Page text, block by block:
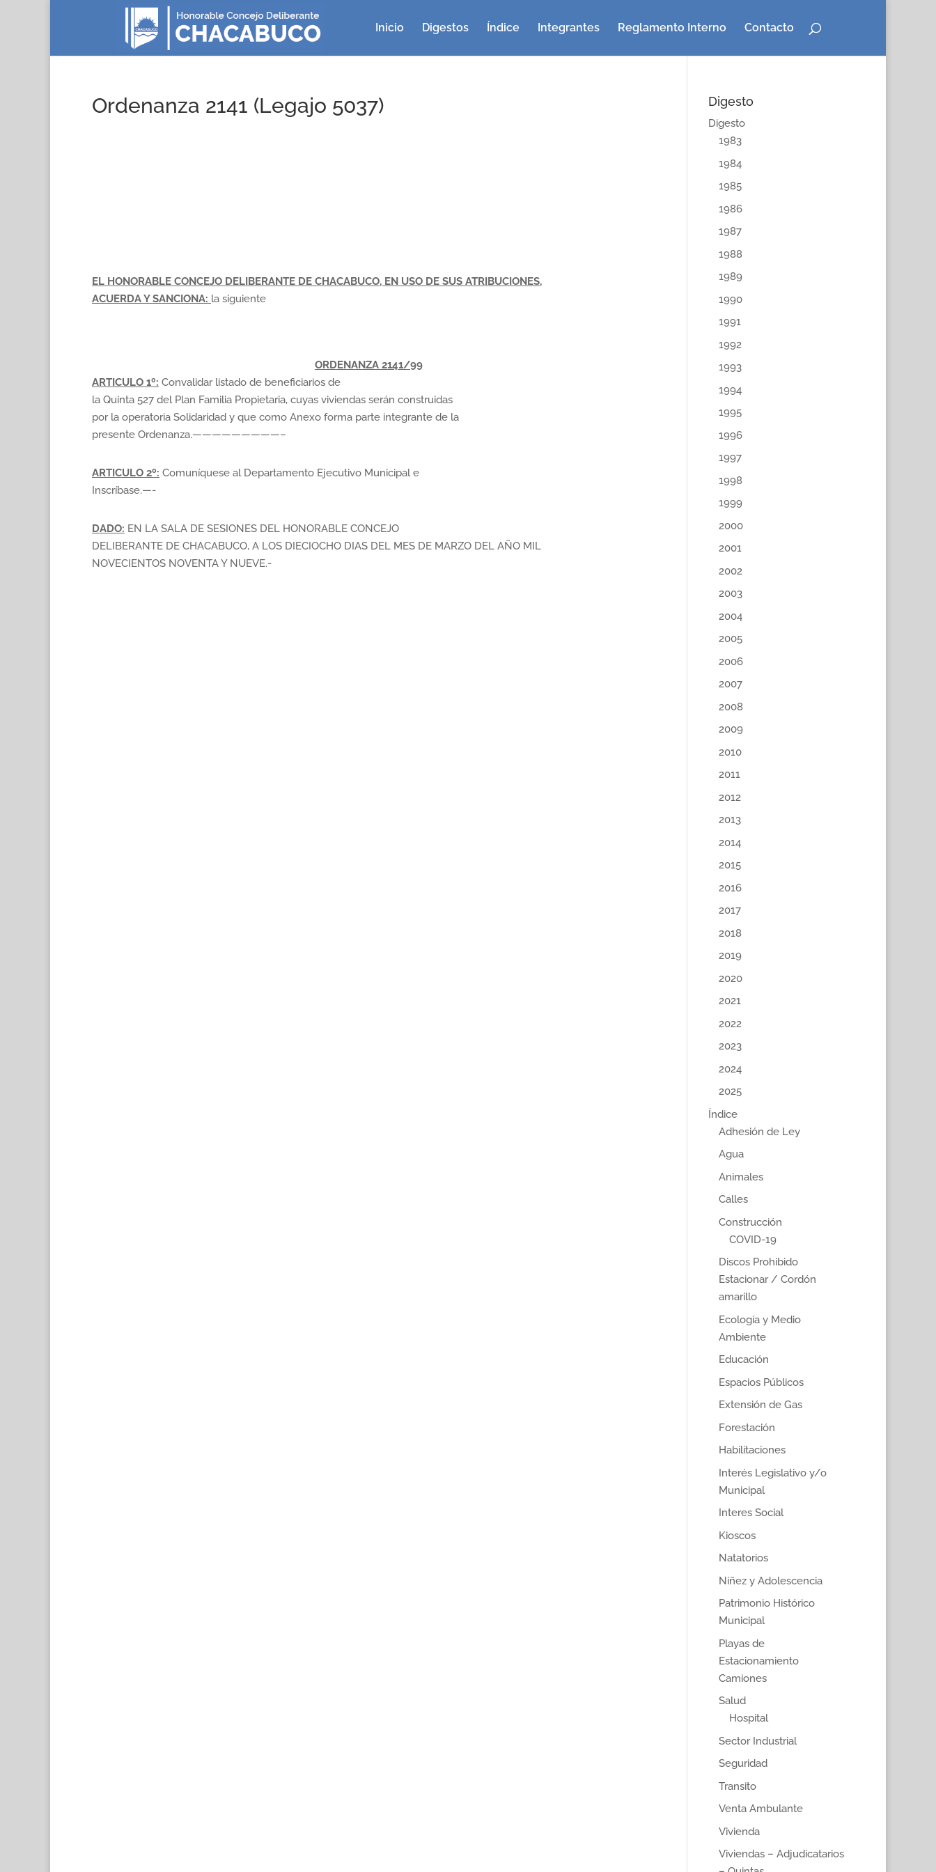
Inicio Digestos Índice Integrantes Reglamento Interno Contacto
Ordenanza 2141 (Legajo 5037)
EL HONORABLE CONCEJO DELIBERANTE DE CHACABUCO, EN USO DE SUS ATRIBUCIONES,
ACUERDA Y SANCIONA: la siguiente
ORDENANZA 2141/99
ARTICULO 1º: Convalidar listado de beneficiarios de
la Quinta 527 del Plan Familia Propietaria, cuyas viviendas serán construidas
por la operatoria Solidaridad y que como Anexo forma parte integrante de la
presente Ordenanza.—————————–
ARTICULO 2º: Comuníquese al Departamento Ejecutivo Municipal e
Inscríbase.—-
DADO: EN LA SALA DE SESIONES DEL HONORABLE CONCEJO
DELIBERANTE DE CHACABUCO, A LOS DIECIOCHO DIAS DEL MES DE MARZO DEL AÑO MIL
NOVECIENTOS NOVENTA Y NUEVE.-
Digesto
Digesto
1983
1984
1985
1986
1987
1988
1989
1990
1991
1992
1993
1994
1995
1996
1997
1998
1999
2000
2001
2002
2003
2004
2005
2006
2007
2008
2009
2010
2011
2012
2013
2014
2015
2016
2017
2018
2019
2020
2021
2022
2023
2024
2025
Índice
Adhesión de Ley
Agua
Animales
Calles
Construcción
COVID-19
Discos Prohibido
Estacionar / Cordón
amarillo
Ecología y Medio
Ambiente
Educación
Espacios Públicos
Extensión de Gas
Forestación
Habilitaciones
Interés Legislativo y/o
Municipal
Interes Social
Kioscos
Natatorios
Niñez y Adolescencia
Patrimonio Histórico
Municipal
Playas de
Estacionamiento
Camiones
Salud
Hospital
Sector Industrial
Seguridad
Transito
Venta Ambulante
Vivienda
Viviendas – Adjudicatarios